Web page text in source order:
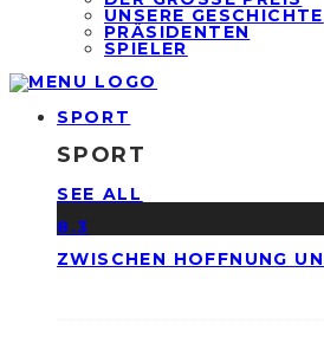
UNSERE GESCHICHTE
PRÄSIDENTEN
SPIELER
SPORT
SPORT
SEE ALL
8.3
ZWISCHEN HOFFNUNG